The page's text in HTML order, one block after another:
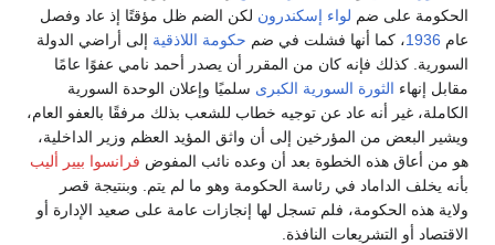
على ضملواء إسكندرونلكن الضم ظل مؤقتًا إذ عاد وفصل
1936، كما أنها فشلت في ضمحكومة اللاذقية إلى أراضي الدولة
كذلك فإنه كان من المقرر أن يصدر أحمد نامي عفوًا عامًا
إنهاءالثورة السورية الكبرى سلميًا وإعلان الوحدة السورية
غير أنه عاد عن توجيه خطاب للشعب بذلك مرفقًا بالعفو العام،
البعض من المؤرخين إلى أن واثق المؤيد العظم وزير الداخلية،
أعاق هذه الخطوة بعد أن وعده نائب المفوضفرانسوا بيير أليب
يخلف الداماد في رئاسة الحكومة وهو ما لم يتم. وبنتيجة قصر
هذه الحكومة، فلم تسجل لها إنجازات عامة على صعيد الإدارة أو
أو التشريعات النافذة.